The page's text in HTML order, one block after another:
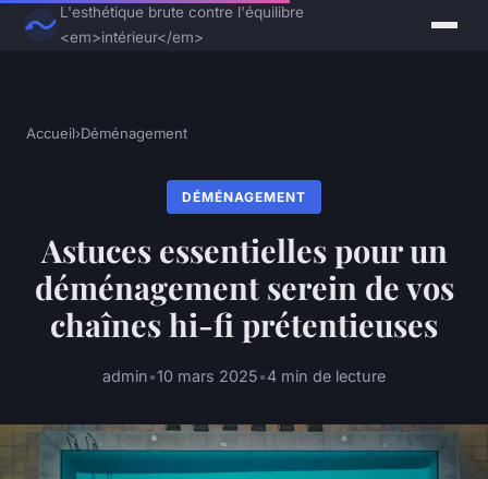
L'esthétique brute contre l'équilibre
<em>intérieur</em>
Accueil›Déménagement
DÉMÉNAGEMENT
Astuces essentielles pour un
déménagement serein de vos
chaînes hi-fi prétentieuses
admin•10 mars 2025•4 min de lecture